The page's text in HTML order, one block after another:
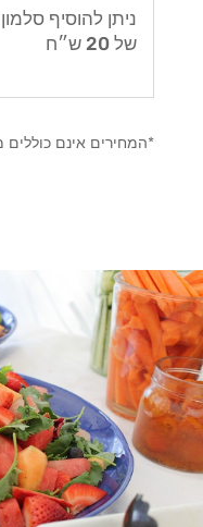
ניתן להוסיף
של 20 ש״ח
*המחירים אינם